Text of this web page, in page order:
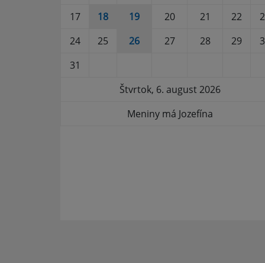
17
18 19 20 21 22
24
25 26 27 28 29
31
Štvrtok, 6. august 2026
Meniny má Jozefína